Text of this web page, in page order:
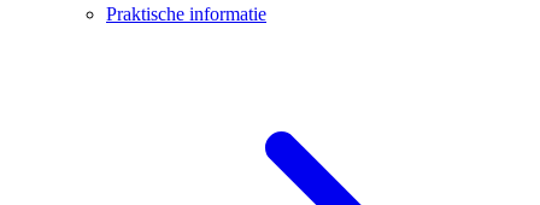
Praktische informatie